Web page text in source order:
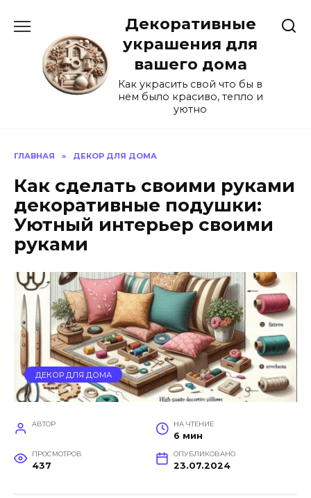
содержанию
Декоративные
украшения для
вашего дома
Как украсить свой что бы в
нем было красиво, тепло и
уютно
ГЛАВНАЯ » ДЕКОР ДЛЯ ДОМА
Как сделать своими руками
декоративные подушки:
Уютный интерьер своими
руками
ДЕКОР ДЛЯ ДОМА
АВТОР НА ЧТЕНИЕ
6 мин
ПРОСМОТРОВ
437
ОПУБЛИКОВАНО
23.07.2024